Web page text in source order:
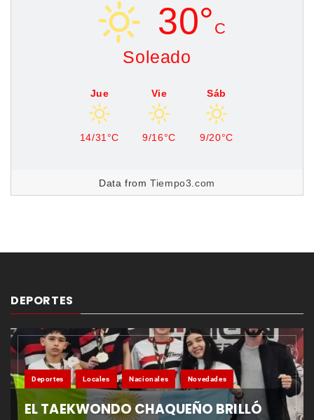
30° C
Soleado
Jue
14/31°C
Vie
9/16°C
Sáb
9/20°C
Data fromTiempo3.com
DEPORTES
Deportes Locales Nacionales Novedades
EL TAEKWONDO CHAQUEÑO BRILLÓ